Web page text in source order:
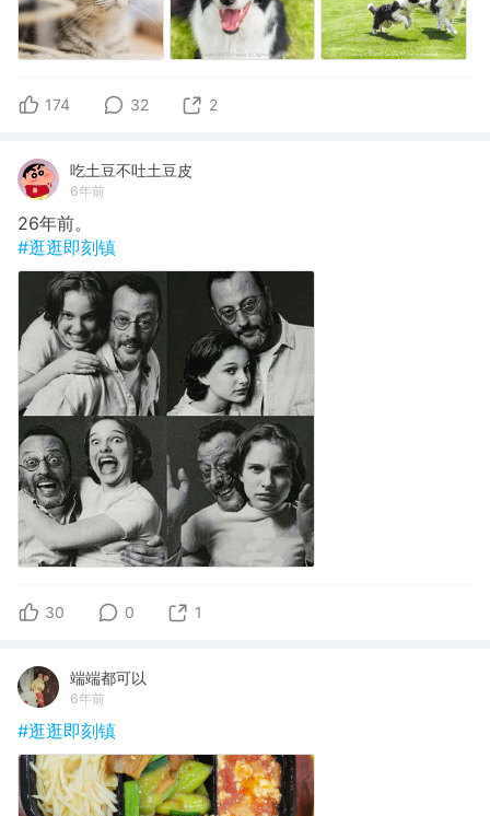
174 32 2
吃土豆不吐土豆皮
6年前
26年前。
#逛逛即刻镇
30 0 1
端端都可以
6年前
#逛逛即刻镇